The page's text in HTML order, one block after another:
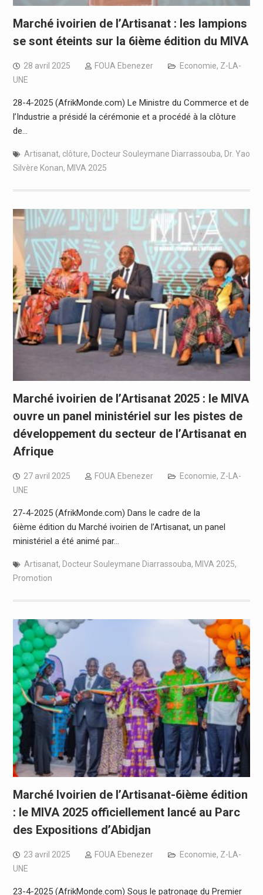
Marché ivoirien de l’Artisanat : les lampions
se sont éteints sur la 6ième édition du MIVA
28 avril 2025 FOUA Ebenezer Economie, Z-LA-
UNE
28-4-2025 (AfrikMonde.com) Le Ministre du Commerce et de
l’Industrie a présidé la cérémonie et a procédé à la clôture
de…
Artisanat, clôture, Docteur Souleymane Diarrassouba, Dr. Yao
Silvère Konan, MIVA 2025
Marché ivoirien de l’Artisanat 2025 : le MIVA
ouvre un panel ministériel sur les pistes de
développement du secteur de l’Artisanat en
Afrique
27 avril 2025 FOUA Ebenezer Economie, Z-LA-
UNE
27-4-2025 (AfrikMonde.com) Dans le cadre de la
6ième édition du Marché ivoirien de l’Artisanat, un panel
ministériel a été animé par…
Artisanat, Docteur Souleymane Diarrassouba, MIVA 2025,
Promotion
Marché Ivoirien de l’Artisanat-6ième édition
: le MIVA 2025 officiellement lancé au Parc
des Expositions d’Abidjan
23 avril 2025 FOUA Ebenezer Economie, Z-LA-
UNE
23-4-2025 (AfrikMonde.com) Sous le patronage du Premier